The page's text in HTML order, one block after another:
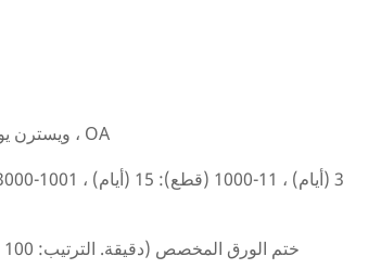
L/C ، D/A ، D/P ، T/T ، ويسترن يونيون ، مونيغرام ، OA